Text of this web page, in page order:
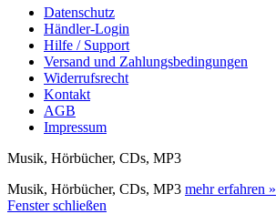
Datenschutz
Händler-Login
Hilfe / Support
Versand und Zahlungsbedingungen
Widerrufsrecht
Kontakt
AGB
Impressum
Musik, Hörbücher, CDs, MP3
Musik, Hörbücher, CDs, MP3 mehr erfahren »
Fenster schließen